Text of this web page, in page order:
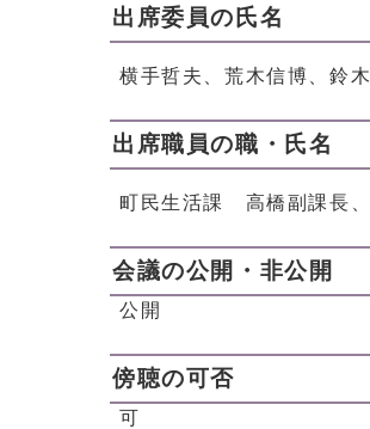
出席委員の氏名
横手哲夫、荒木信博、鈴
出席職員の職・氏名
町民生活課 高橋副課長
会議の公開・非公開
公開
傍聴の可否
可